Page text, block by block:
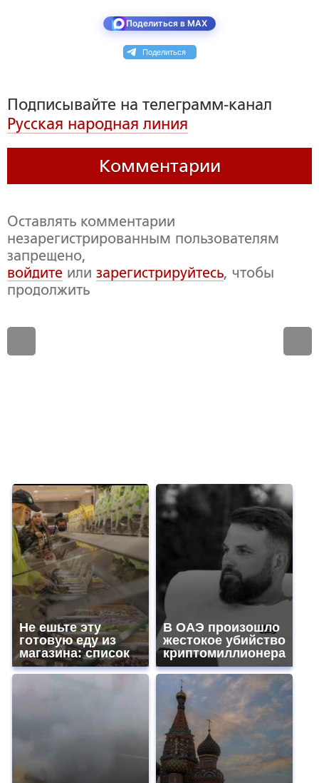
Поделиться в MAX
Поделиться
Подписывайте на телеграмм-канал
Русская народная линия
Комментарии
Оставлять комментарии
незарегистрированным пользователям
запрещено,
войдите или зарегистрируйтесь, чтобы
продолжить
Не ешьте эту
готовую еду из
магазина: список
В ОАЭ произошло
жестокое убийство
криптомиллионера